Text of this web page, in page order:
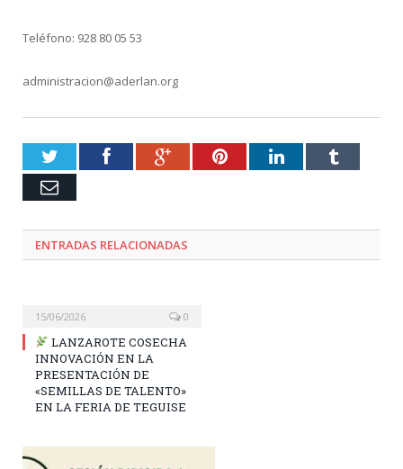
Teléfono: 928 80 05 53
administracion@aderlan.org
TwitterFacebookGoogle+PinterestLinkedInTumblr
Email
ENTRADAS RELACIONADAS
15/06/2026 0
LANZAROTE COSECHA
INNOVACIÓN EN LA
PRESENTACIÓN DE
«SEMILLAS DE TALENTO»
EN LA FERIA DE TEGUISE